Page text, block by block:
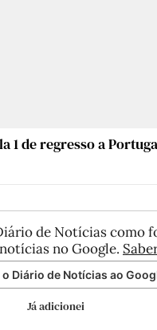
1 de regresso a
de Notícias como
no Google.
Diário de Notícias ao
Já adicionei